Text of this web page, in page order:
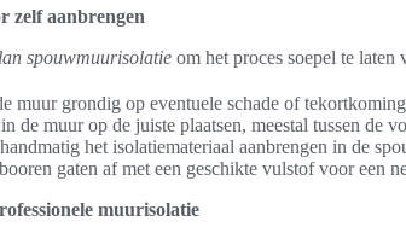
zelf aanbrengen
spouwmuurisolatie om het proces soepel te laten
muur grondig op eventuele schade of
de muur op de juiste plaatsen, meestal tussen de
het isolatiemateriaal aanbrengen in de
gaten af met een geschikte vulstof voor een
muurisolatie